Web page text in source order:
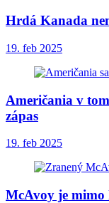
Hrdá Kanada
19. feb 2025
Američania v
zápas
19. feb 2025
McAvoy je mimo